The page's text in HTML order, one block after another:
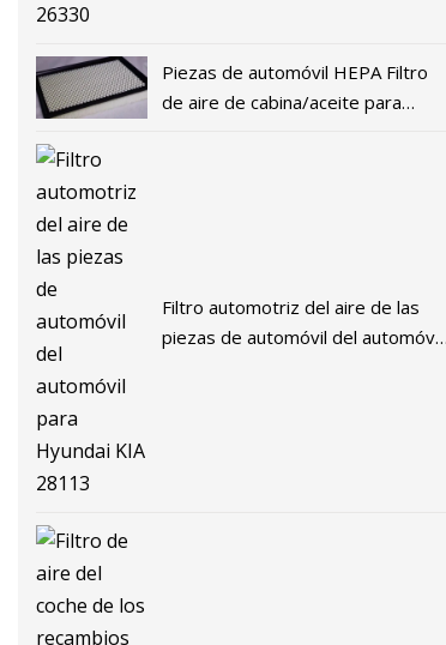
Piezas de automóvil HEPA Filtro
de aire de cabina/aceite para
Filtro automotriz del aire de las
piezas de automóvil del automóvil